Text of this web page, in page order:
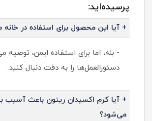
پرسیده‌اید:
+ آیا این محصول برای استفاده در
- بله، اما برای استفاده ایمن، توصیه
دستورالعمل‌ها را به دقت دنبال کنید.
+ آیا کرم اکسیدان ریتون باعث آسیب
می‌شود؟